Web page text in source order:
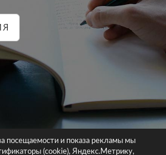
посещаемости и показа рекламы мы
(cookie), Яндекс.Метрику,